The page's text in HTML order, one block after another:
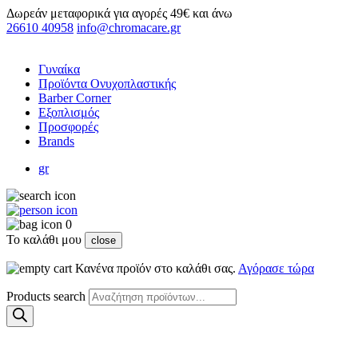
Δωρεάν μεταφορικά για αγορές 49€ και άνω
26610 40958 info@chromacare.gr
Γυναίκα
Προϊόντα Ονυχοπλαστικής
Barber Corner
Εξοπλισμός
Προσφορές
Brands
gr
0
Το καλάθι μου
close
Κανένα προϊόν στο καλάθι σας. Αγόρασε τώρα
Products search